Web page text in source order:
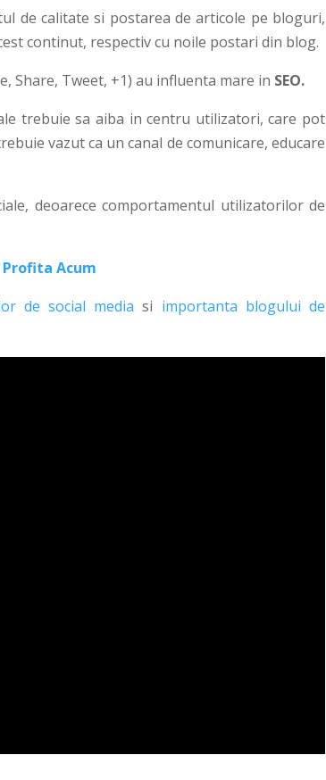
de calitate si postarea de articole pe bloguri,
continut, respectiv cu noile postari din blog.
Share, Tweet, +1) au influenta mare in SEO.
trebuie sa aiba in centru utilizatori, care pot
vazut ca un canal de comunicare, educare
deoarece comportamentul utilizatorilor de
Acum
de social media si importanta blogului de